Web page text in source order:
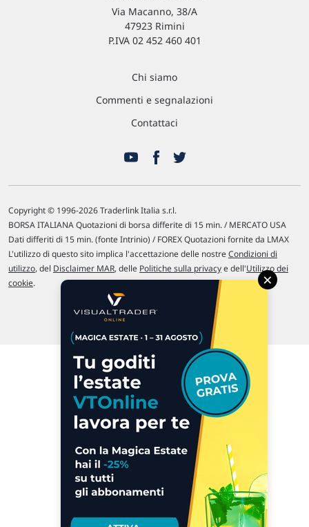
Via Macanno, 38/A
47923 Rimini
P.IVA 02 452 460 401
Chi siamo
Commenti e segnalazioni
Contattaci
Copyright © 1996-2026 Traderlink Italia s.r.l.
BORSA ITALIANA Quotazioni di borsa differite di 15 min. / MERCATO USA
Dati differiti di 15 min. (fonte Intrinio) / FOREX Quotazioni fornite da LMAX
L'utilizzo di questo sito implica l'accettazione delle nostreCondizioni di
utilizzo, del Disclaimer MAR, delle Politiche sulla privacye dell'Utilizzo dei
cookie. ×